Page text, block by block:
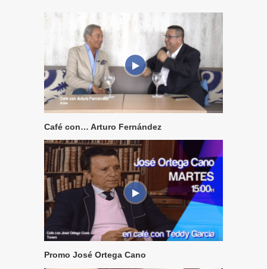
Café con… Arturo Fernández
Promo José Ortega Cano